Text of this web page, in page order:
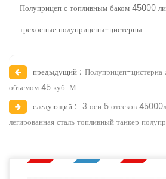
Полуприцеп с топливным баком 45000
трехосные полуприцепы-цистерны
предыдущий : Полуприцеп-цистерна
объемом 45 куб. М
следующий : 3 оси 5 отсеков
легированная сталь топливный танкер